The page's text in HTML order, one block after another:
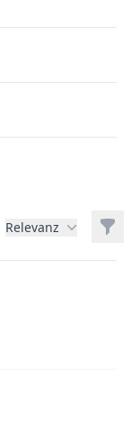
Relevanz